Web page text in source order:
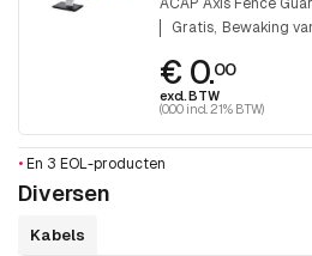
ACAP Axis Fence
Gratis Bewaking
€ 0.00
excl. BTW
(0.00 incl. 21% BTW)
• En 3 EOL-producten
Diversen
Kabels